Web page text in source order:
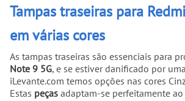
Tampas traseiras para
em várias cores
As tampas traseiras são essenciais para
Note 9 5G, e se estiver danificado por
iLevante.com temos opções nas cores
Estas peças adaptam-se perfeitamente